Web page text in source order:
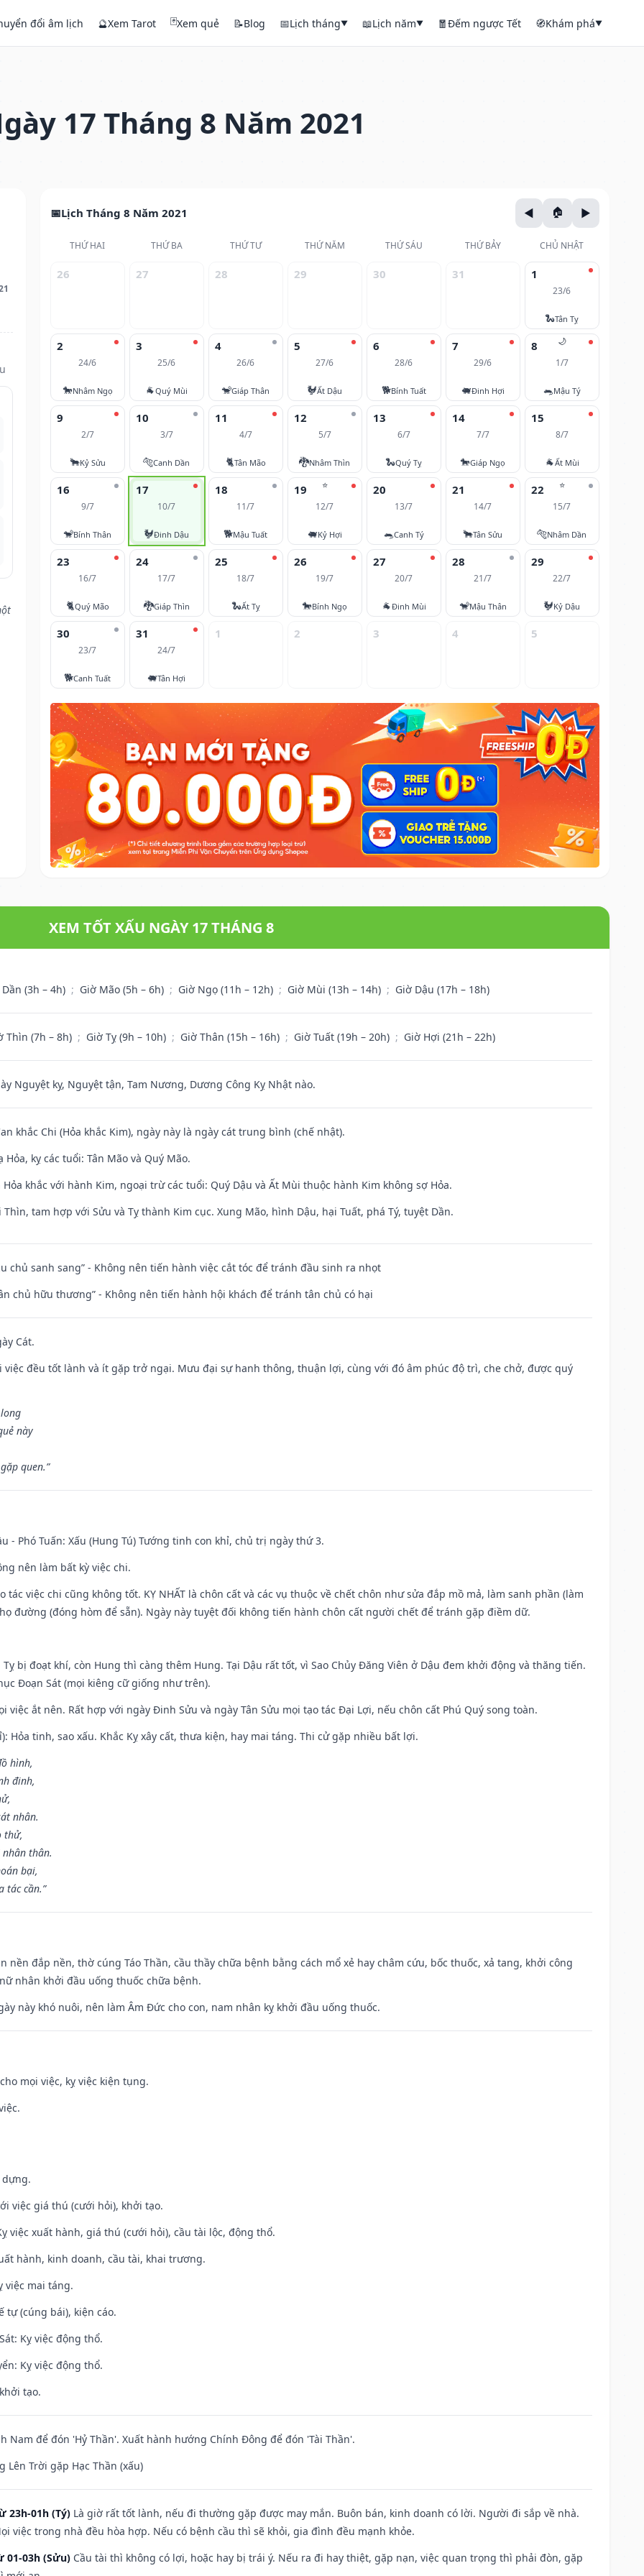
đổi âm lịch 🔮Xem Tarot 🃏Xem quẻ 📝Blog 📅Lịch tháng▼ 📖Lịch năm▼ 🧧Đếm ngược Tết 🧭Khám phá▼
17 Tháng 8 Năm 2021
Lịch Tháng 8 Năm 2021
THỨ HAI THỨ BA THỨ TƯ THỨ NĂM THỨ SÁU THỨ BẢY CHỦ NHẬT
26 27 28 29 30 31 1
23/6
🐍Tân Tỵ
2
24/6
🐎Nhâm Ngọ
3
25/6
🐐Quý Mùi
4
26/6
🐒Giáp Thân
5
27/6
🐓Ất Dậu
6
28/6
🐕Bính Tuất
7
29/6
🐖Đinh Hợi
🌙
8
1/7
🐀Mậu Tý
9
2/7
🐂Kỷ Sửu
10
3/7
🐅Canh Dần
11
4/7
🐈Tân Mão
12
5/7
🐉Nhâm Thìn
13
6/7
🐍Quý Tỵ
14
7/7
🐎Giáp Ngọ
15
8/7
🐐Ất Mùi
16
9/7
🐒Bính Thân
17
10/7
🐓Đinh Dậu
18
11/7
🐕Mậu Tuất
⭐
19
12/7
🐖Kỷ Hợi
20
13/7
🐀Canh Tý
21
14/7
🐂Tân Sửu
⭐
22
15/7
🐅Nhâm Dần
23
16/7
🐈Quý Mão
24
17/7
🐉Giáp Thìn
25
18/7
🐍Ất Tỵ
26
19/7
🐎Bính Ngọ
27
20/7
🐐Đinh Mùi
28
21/7
🐒Mậu Thân
29
22/7
🐓Kỷ Dậu
30
23/7
🐕Canh Tuất
31
24/7
🐖Tân Hợi
1 2 3 4 5
XEM TỐT XẤU NGÀY 17 THÁNG 8
(3h – 4h) ; Giờ Mão (5h – 6h) ; Giờ Ngọ (11h – 12h) ; Giờ Mùi (13h – 14h) ; Giờ Dậu (17h – 18h)
Thìn (7h – 8h) ; Giờ Tỵ (9h – 10h) ; Giờ Thân (15h – 16h) ; Giờ Tuất (19h – 20h) ; Giờ Hợi (21h – 22h)
Nguyệt kỵ, Nguyệt tận, Tam Nương, Dương Công Kỵ Nhật nào.
khắc Chi (Hỏa khắc Kim), ngày này là ngày cát trung bình (chế nhật).
Hỏa, kỵ các tuổi: Tân Mão và Quý Mão.
khắc với hành Kim, ngoại trừ các tuổi: Quý Dậu và Ất Mùi thuộc hành Kim không sợ Hỏa.
tam hợp với Sửu và Tỵ thành Kim cục. Xung Mão, hình Dậu, hại Tuất, phá Tý, tuyệt Dần.
chủ sanh sang” - Không nên tiến hành việc cắt tóc để tránh đầu sinh ra nhọt
chủ hữu thương” - Không nên tiến hành hội khách để tránh tân chủ có hại
Cát.
việc đều tốt lành và ít gặp trở ngại. Mưu đại sự hanh thông, thuận lợi, cùng với đó âm phúc độ trì, che chở, được quý
này
quen.”
- Phó Tuấn: Xấu (Hung Tú) Tướng tinh con khỉ, chủ trị ngày thứ 3.
nên làm bất kỳ việc chi.
tác việc chi cũng không tốt. KỴ NHẤT là chôn cất và các vụ thuộc về chết chôn như sửa đắp mồ mả, làm sanh phần (làm
đường (đóng hòm để sẵn). Ngày này tuyệt đối không tiến hành chôn cất người chết để tránh gặp điềm dữ.
Tỵ bị đoạt khí, còn Hung thì càng thêm Hung. Tại Dậu rất tốt, vì Sao Chủy Đăng Viên ở Dậu đem khởi động và thăng tiến.
Đoạn Sát (mọi kiêng cữ giống như trên).
việc ắt nên. Rất hợp với ngày Đinh Sửu và ngày Tân Sửu mọi tạo tác Đại Lợi, nếu chôn cất Phú Quý song toàn.
Hỏa tinh, sao xấu. Khắc Kỵ xây cất, thưa kiện, hay mai táng. Thi cử gặp nhiều bất lợi.
hình,
đinh,
nhân.
thử,
thân.
bại,
tác cần.”
nền đắp nền, thờ cúng Táo Thần, cầu thầy chữa bệnh bằng cách mổ xẻ hay châm cứu, bốc thuốc, xả tang, khởi công
nhân khởi đầu uống thuốc chữa bệnh.
này khó nuôi, nên làm Âm Đức cho con, nam nhân kỵ khởi đầu uống thuốc.
mọi việc, kỵ việc kiện tụng.
dựng.
việc giá thú (cưới hỏi), khởi tạo.
việc xuất hành, giá thú (cưới hỏi), cầu tài lộc, động thổ.
hành, kinh doanh, cầu tài, khai trương.
việc mai táng.
tự (cúng bái), kiện cáo.
Kỵ việc động thổ.
Kỵ việc động thổ.
tạo.
Nam để đón 'Hỷ Thần'. Xuất hành hướng Chính Đông để đón 'Tài Thần'.
Lên Trời gặp Hạc Thần (xấu)
23h-01h (Tý) Là giờ rất tốt lành, nếu đi thường gặp được may mắn. Buôn bán, kinh doanh có lời. Người đi sắp về nhà.
việc trong nhà đều hòa hợp. Nếu có bệnh cầu thì sẽ khỏi, gia đình đều mạnh khỏe.
01-03h (Sửu) Cầu tài thì không có lợi, hoặc hay bị trái ý. Nếu ra đi hay thiệt, gặp nạn, việc quan trọng thì phải đòn, gặp